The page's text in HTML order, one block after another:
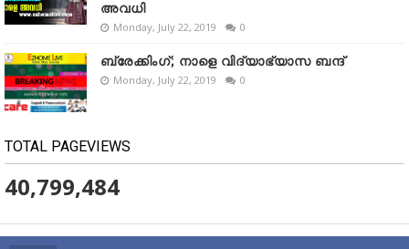
അവധി
Monday, July 22, 2019 0
ബ്രേക്കിംഗ്; നാളെ വിദ്യാഭ്യാസ ബന്ദ്
Monday, July 22, 2019 0
TOTAL PAGEVIEWS
40,799,484